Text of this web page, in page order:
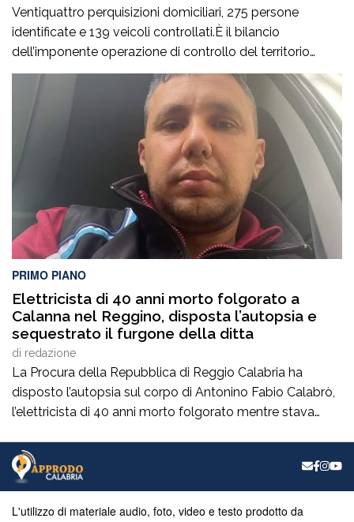
Ventiquattro perquisizioni domiciliari, 275 persone
identificate e 139 veicoli controllati.È il bilancio
dell’imponente operazione di controllo del territorio
condotta il7 agosto nel quartiere Ciambra di Gioia Tauro,
nell’ambito di un servizio straordinario ad “Alto Impatto”
disposto per rafforzare la presenza delle istituzioni e
contrastare ogni forma di illegalità. Un’azione massiccia
e coordinata che ha visto […]
PRIMO PIANO
Elettricista di 40 anni morto folgorato a
Calanna nel Reggino, disposta l’autopsia e
sequestrato il furgone della ditta
di redazione
La Procura della Repubblica di Reggio Calabria ha
disposto l’autopsia sul corpo di Antonino Fabio Calabrò,
l’elettricista di 40 anni morto folgorato mentre stava
di Calanna. Le indagini, coordinate dalla Procura guidata
da Giuseppe Borrelli, sono affidate ai carabinieri, che
hanno proceduto anche al sequestro del furgone della
ditta privata per la quale lavorava […]
L'utilizzo di materiale audio, foto, video e testo prodotto da